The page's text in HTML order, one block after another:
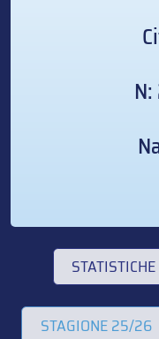
STATISTICHE